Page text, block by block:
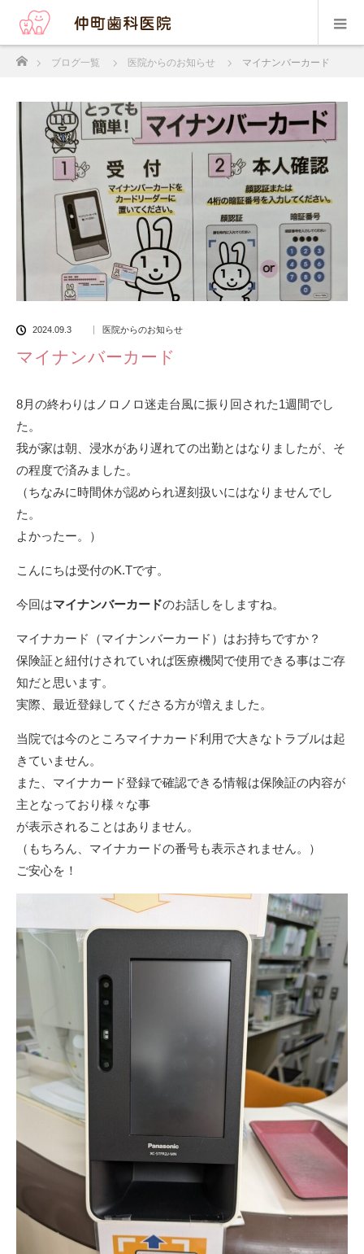
ブログ一覧 医院からのお知らせ マイナンバーカード
2024.09.3 医院からのお知らせ
マイナンバーカード
8月の終わりはノロノロ迷走台風に振り回された1週間でし
た。
我が家は朝、浸水があり遅れての出勤とはなりましたが、そ
の程度で済みました。
（ちなみに時間休が認められ遅刻扱いにはなりませんでし
た。
よかったー。）
こんにちは受付のK.Tです。
今回はマイナンバーカードのお話しをしますね。
マイナカード（マイナンバーカード）はお持ちですか？
保険証と紐付けされていれば医療機関で使用できる事はご存
知だと思います。
実際、最近登録してくださる方が増えました。
当院では今のところマイナカード利用で大きなトラブルは起
きていません。
また、マイナカード登録で確認できる情報は保険証の内容が
主となっており様々な事
が表示されることはありません。
（もちろん、マイナカードの番号も表示されません。）
ご安心を！